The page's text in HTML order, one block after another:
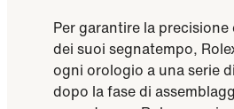
Per garantire la precisione
dei suoi segnatempo,
ogni orologio a una serie
dopo la fase di